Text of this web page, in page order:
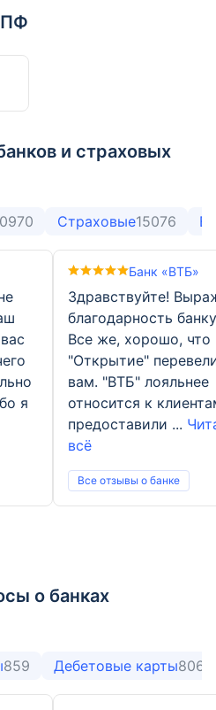
и страховых
Страховые15076
я
Банк «ВТБ»
Здравствуйте!
благодарность
Все же, хорошо, что
"Открытие"
вам. "ВТБ" лояльнее
относится к
предоставили ...
всё
Все отзывы о банке
о банках
859 Дебетовые карты806